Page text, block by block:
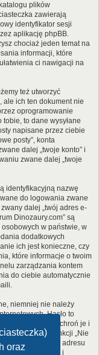
oraz
plików
zawierają
identyfikator sesji
aplikację phpBB.
chociaż jeden temat na
informacji, które
ci nawigacji na
też utworzyć
ich ten dokument nie
oprogramowanie
to dane wysyłane
napisane przez ciebie
posty”, konta
dalej „twoje konto” i
zwane dalej „twoje
identyfikacyjną nazwę
do logowania zwane
dalej „twój adres e-
Dinozaury.com” są
w państwie, w
dodatkowych
ich jest konieczne, czy
które informacje o twoim
zarządzania kontem
do ciebie automatycznie
niemniej nie należy
Hasło to
więc chroń je i
użyj funkcji „Nie
użytkownika i adresu
nowe hasło i